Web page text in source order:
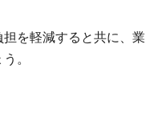
を軽減すると共に、業
。